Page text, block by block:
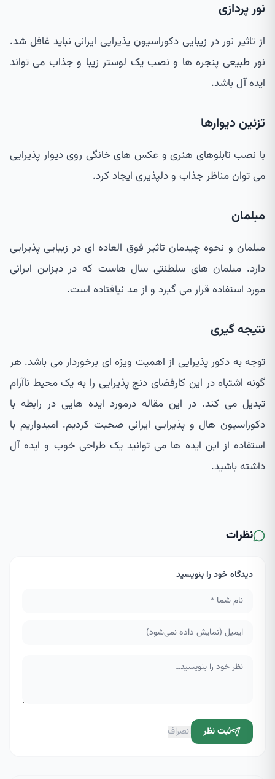
نور پردازی
از تاثیر نور در زیبایی دکوراسیون پذیرایی ایرانی نباید غافل شد.
نور طبیعی پنجره ها و نصب یک لوستر زیبا و جذاب می تواند
ایده آل باشد.
تزئین دیوارها
با نصب تابلوهای هنری و عکس های خانگی روی دیوار پذیرایی
می توان مناظر جذاب و دلپذیری ایجاد کرد.
مبلمان
مبلمان و نحوه چیدمان تاثیر فوق العاده ای در زیبایی پذیرایی
دارد. مبلمان های سلطنتی سال هاست که در دیزاین ایرانی
مورد استفاده قرار می گیرد و از مد نیافتاده است.
نتیجه گیری
توجه به دکور پذیرایی از اهمیت ویژه ای برخوردار می باشد. هر
گونه اشتباه در این کارفضای دنج پذیرایی را به یک محیط ناآرام
تبدیل می کند. در این مقاله درمورد ایده هایی در رابطه با
دکوراسیون هال و پذیرایی ایرانی صحبت کردیم. امیدواریم با
استفاده از این ایده ها می توانید یک طراحی خوب و ایده آل
داشته باشید.
نظرات
دیدگاه خود را بنویسید
ثبت نظر انصراف